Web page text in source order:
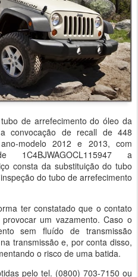
de arrefecimento do óleo da
convocação de recall de 448
modelo 2012 e 2013, com
a
consta da substituição do tubo
do tubo de arrefecimento
ter constatado que o contato
um vazamento. Caso o
sem fluído de transmissão
transmissão e, por conta disso,
o risco de uma batida.
pelo tel. (0800) 703-7150 ou